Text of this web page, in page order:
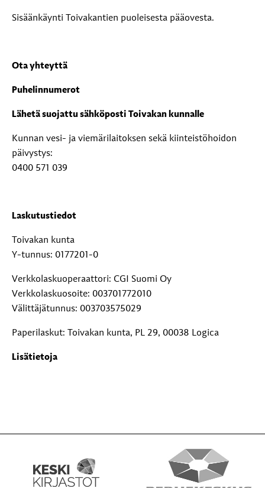
Sisäänkäynti Toivakantien puoleisesta pääovesta.
Ota yhteyttä
Puhelinnumerot
Lähetä suojattu sähköposti Toivakan kunnalle
Kunnan vesi- ja viemärilaitoksen sekä kiinteistöhoidon
päivystys:
0400 571 039
Laskutustiedot
Toivakan kunta
Y-tunnus: 0177201-0
Verkkolaskuoperaattori: CGI Suomi Oy
Verkkolaskuosoite: 003701772010
Välittäjätunnus: 003703575029
Paperilaskut: Toivakan kunta, PL 29, 00038 Logica
Lisätietoja